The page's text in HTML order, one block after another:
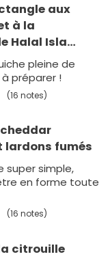
aux
à la
Halal Isla
pleine de
préparer !
(16 notes)
lardons fumés
super simple,
en forme toute
(16 notes)
citrouille